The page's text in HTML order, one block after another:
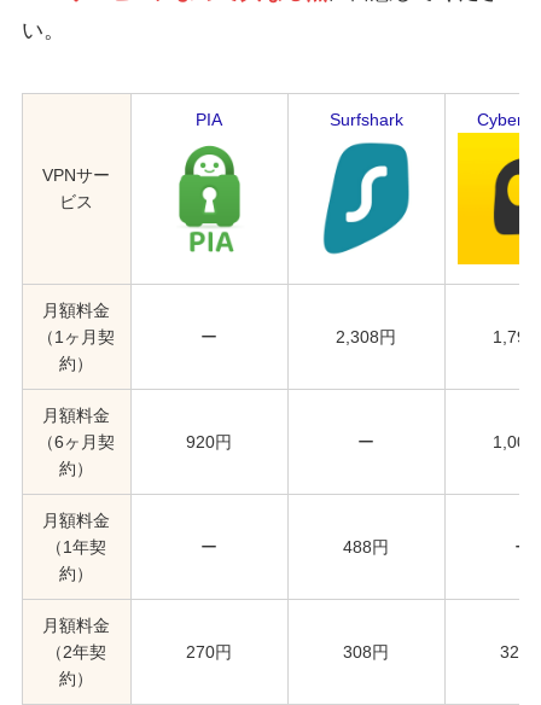
い。
VPNサー
ビス
PIA Surfshark
月額料金
（1ヶ月契
約）
ー 2,308円 1,790
月額料金
（6ヶ月契
約）
920円 ー 1,000
月額料金
（1年契
約）
ー 488円 ー
月額料金
（2年契
約）
270円 308円 320